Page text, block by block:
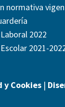
normativa
2022
2021-
Cookies|